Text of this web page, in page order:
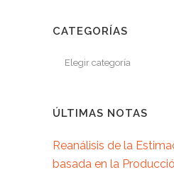
CATEGORÍAS
ÚLTIMAS NOTAS
Reanálisis de la
basada en la